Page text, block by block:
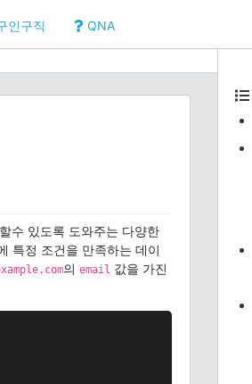
인구직 QNA
수 있도록 도와주는 다양한
특정 조건을 만족하는 데이
의 email 값을 가진